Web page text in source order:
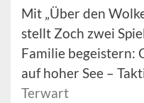
Mit „Über den
stellt Zoch zwei
Familie begeistern:
auf hoher See –
Terwart